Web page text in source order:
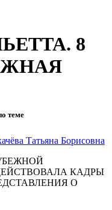
8
теме
Татьяна Борисовна
КАДРЫ
О